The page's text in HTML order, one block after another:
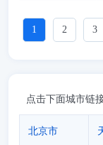
1 2 3
点击下面城市链
北京市